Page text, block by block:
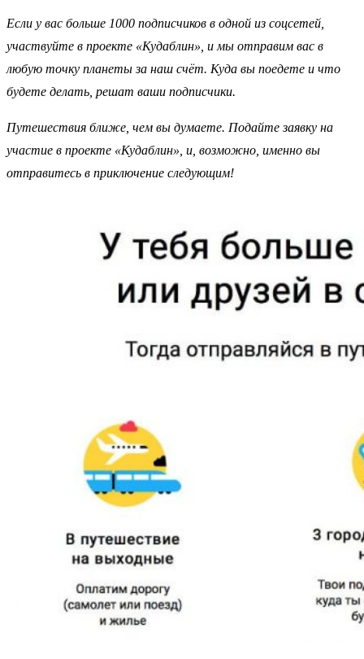
Если у вас больше 1000 подписчиков в одной из соцсетей,
участвуйте в проекте «Кудаблин», и мы отправим вас в
любую точку планеты за наш счёт. Куда вы поедете и что
будете делать, решат ваши подписчики.
Путешествия ближе, чем вы думаете. Подайте заявку на
участие в проекте «Кудаблин», и, возможно, именно вы
отправитесь в приключение следующим!